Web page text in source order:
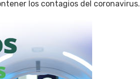
los contagios del coronavirus.